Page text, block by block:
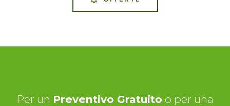
Per un Preventivo Gratuito o per una